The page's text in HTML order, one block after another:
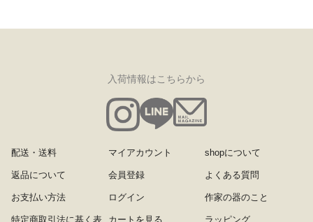
入荷情報はこちらから
配送・送料
返品について
お支払い方法
特定商取引法に基く表
マイアカウント
会員登録
ログイン
カートを見る
shopについて
よくある質問
作家の器のこと
ラッピング